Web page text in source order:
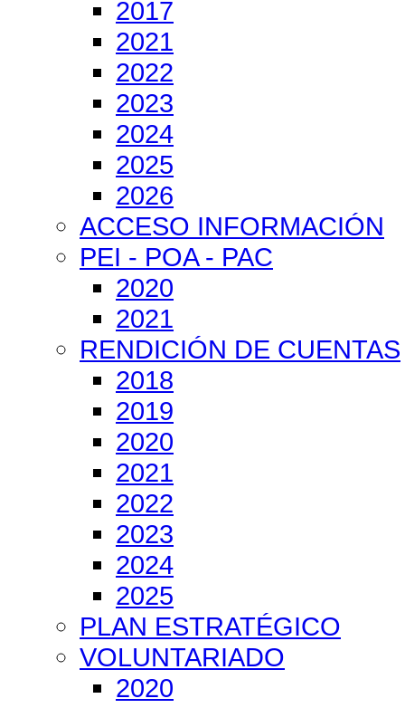
2017
2021
2022
2023
2024
2025
2026
ACCESO INFORMACIÓN
PEI - POA - PAC
2020
2021
RENDICIÓN DE CUENTAS
2018
2019
2020
2021
2022
2023
2024
2025
PLAN ESTRATÉGICO
VOLUNTARIADO
2020